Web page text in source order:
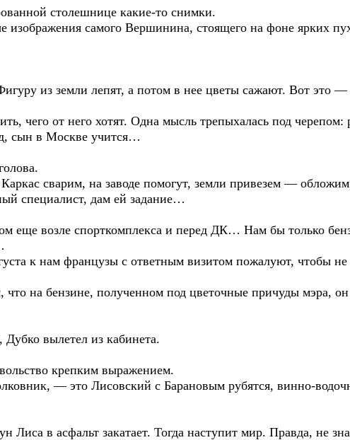
столешнице какие-то снимки.
изображения самого Вершинина, стоящего на фоне ярких
из земли лепят, а потом в нее цветы сажают. Вот это —
чего от него хотят. Одна мысль трепыхалась под черепом:
сын в Москве учится…
сварим, на заводе помогут, земли привезем —
специалист, дам ей задание…
еще возле спорткомплекса и перед ДК… Нам бы только
к нам французы с ответным визитом пожалуют, чтобы
на бензине, полученном под цветочные причуды мэра, он
вылетел из кабинета.
крепким выражением.
— это Лисовский с Барановым рубятся, винно-
в асфальт закатает. Тогда наступит мир. Правда, не